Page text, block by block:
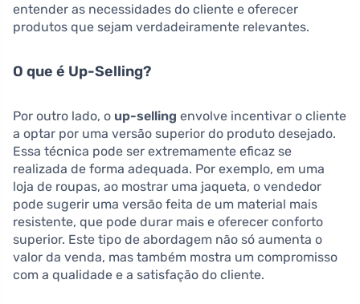
entender as necessidades do cliente e oferecer
produtos que sejam verdadeiramente relevantes.
O que é Up-Selling?
Por outro lado, o up-selling envolve incentivar o cliente
a optar por uma versão superior do produto desejado.
Essa técnica pode ser extremamente eficaz se
realizada de forma adequada. Por exemplo, em uma
loja de roupas, ao mostrar uma jaqueta, o vendedor
pode sugerir uma versão feita de um material mais
resistente, que pode durar mais e oferecer conforto
superior. Este tipo de abordagem não só aumenta o
valor da venda, mas também mostra um compromisso
com a qualidade e a satisfação do cliente.